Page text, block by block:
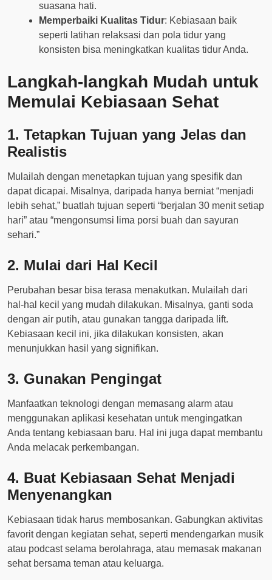
suasana hati.
Memperbaiki Kualitas Tidur: Kebiasaan baik
seperti latihan relaksasi dan pola tidur yang
konsisten bisa meningkatkan kualitas tidur Anda.
Langkah-langkah Mudah untuk
Memulai Kebiasaan Sehat
1. Tetapkan Tujuan yang Jelas dan
Realistis
Mulailah dengan menetapkan tujuan yang spesifik dan
dapat dicapai. Misalnya, daripada hanya berniat “menjadi
lebih sehat,” buatlah tujuan seperti “berjalan 30 menit setiap
hari” atau “mengonsumsi lima porsi buah dan sayuran
sehari.”
2. Mulai dari Hal Kecil
Perubahan besar bisa terasa menakutkan. Mulailah dari
hal-hal kecil yang mudah dilakukan. Misalnya, ganti soda
dengan air putih, atau gunakan tangga daripada lift.
Kebiasaan kecil ini, jika dilakukan konsisten, akan
menunjukkan hasil yang signifikan.
3. Gunakan Pengingat
Manfaatkan teknologi dengan memasang alarm atau
menggunakan aplikasi kesehatan untuk mengingatkan
Anda tentang kebiasaan baru. Hal ini juga dapat membantu
Anda melacak perkembangan.
4. Buat Kebiasaan Sehat Menjadi
Menyenangkan
Kebiasaan tidak harus membosankan. Gabungkan aktivitas
favorit dengan kegiatan sehat, seperti mendengarkan musik
atau podcast selama berolahraga, atau memasak makanan
sehat bersama teman atau keluarga.